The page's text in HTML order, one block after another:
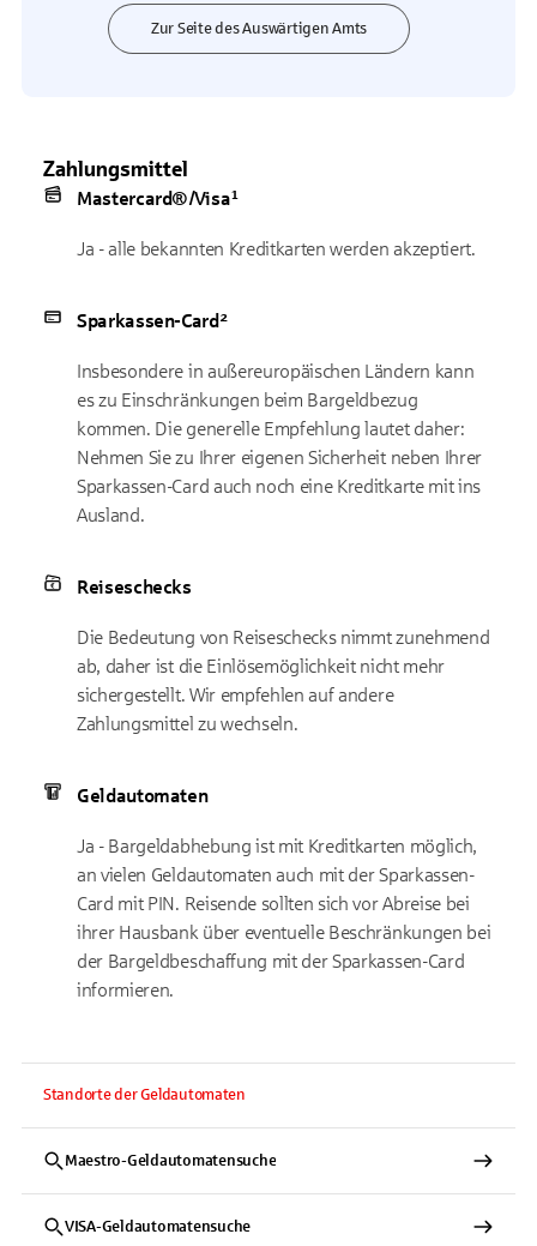
Zur Seite des Auswärtigen Amts
Zahlungsmittel
Mastercard®/Visa¹
Ja - alle bekannten Kreditkarten werden akzeptiert.
Sparkassen-Card²
Insbesondere in außereuropäischen Ländern kann
es zu Einschränkungen beim Bargeldbezug
kommen. Die generelle Empfehlung lautet daher:
Nehmen Sie zu Ihrer eigenen Sicherheit neben Ihrer
Sparkassen-Card auch noch eine Kreditkarte mit ins
Ausland.
Reiseschecks
Die Bedeutung von Reiseschecks nimmt zunehmend
ab, daher ist die Einlösemöglichkeit nicht mehr
sichergestellt. Wir empfehlen auf andere
Zahlungsmittel zu wechseln.
Geldautomaten
Ja - Bargeldabhebung ist mit Kreditkarten möglich,
an vielen Geldautomaten auch mit der Sparkassen-
Card mit PIN. Reisende sollten sich vor Abreise bei
ihrer Hausbank über eventuelle Beschränkungen bei
der Bargeldbeschaffung mit der Sparkassen-Card
informieren.
Standorte der Geldautomaten
Maestro-Geldautomatensuche
VISA-Geldautomatensuche